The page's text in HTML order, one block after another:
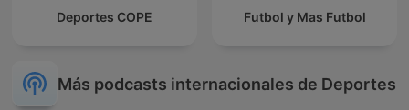
Deportes COPE Futbol y Mas Futbol
Más podcasts internacionales de Deportes